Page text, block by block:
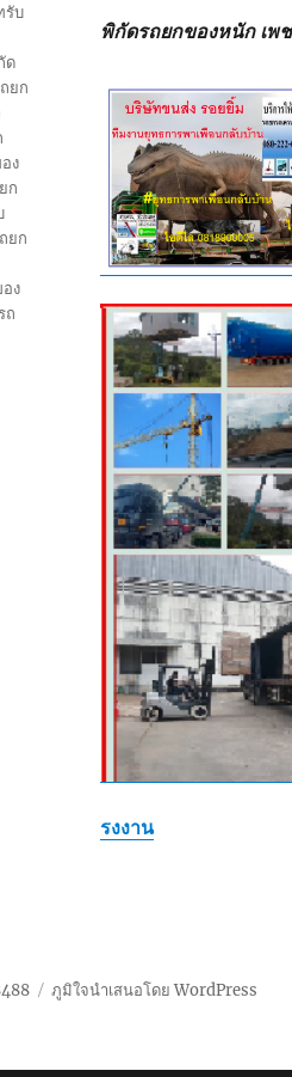
พิกัดรถยกของหนัก เพ
รงงาน
รับ
ด
ยก
ง
ก
ยก
ง
ถ
ภูมิใจนำเสนอโดย WordPress